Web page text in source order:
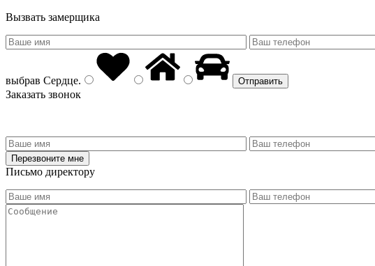
Вызвать замерщика
выбрав Сердце.
Заказать звонок
Письмо директору